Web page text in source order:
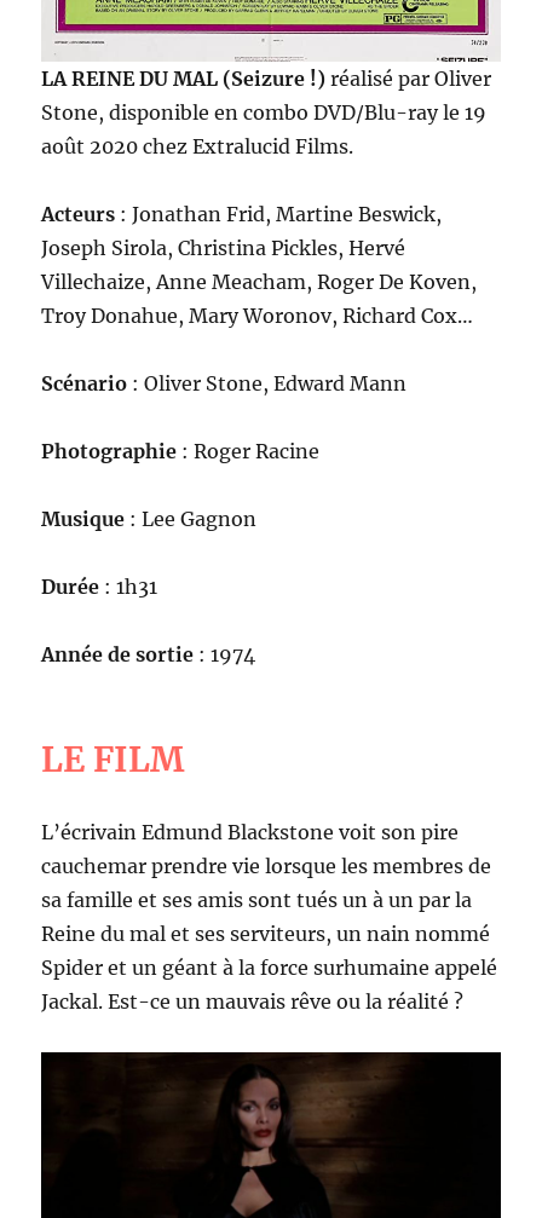
LA REINE DU MAL (Seizure !) réalisé par Oliver
Stone, disponible en combo DVD/Blu-ray le 19
août 2020 chez Extralucid Films.
Acteurs : Jonathan Frid, Martine Beswick,
Joseph Sirola, Christina Pickles, Hervé
Villechaize, Anne Meacham, Roger De Koven,
Troy Donahue, Mary Woronov, Richard Cox…
Scénario : Oliver Stone, Edward Mann
Photographie : Roger Racine
Musique : Lee Gagnon
Durée : 1h31
Année de sortie : 1974
LE FILM
L’écrivain Edmund Blackstone voit son pire
cauchemar prendre vie lorsque les membres de
sa famille et ses amis sont tués un à un par la
Reine du mal et ses serviteurs, un nain nommé
Spider et un géant à la force surhumaine appelé
Jackal. Est-ce un mauvais rêve ou la réalité ?